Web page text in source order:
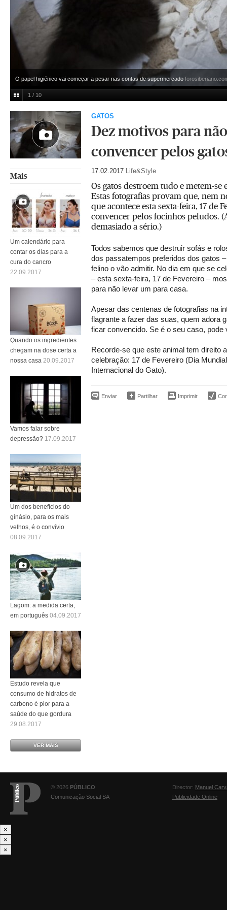
O papel higiénico vai começar a pesar nas contas de supermercado
1 / 10
GATOS
Dez motivos para
convencer pelos
17.02.2017 Life&Style
Os gatos destroem tudo e metem-se
Estas fotografias provam que, nem
que acontece esta sexta-feira, 17 de
convencer pelos focinhos peludos.
demasiado a sério.)
Todos sabemos que destruir sofás e
dos passatempos preferidos dos gatos
felino o vão admitir. No dia em que se
– esta sexta-feira, 17 de Fevereiro –
para não levar um para casa.
Apesar das centenas de fotografias na
flagrante a fazer das suas, quem adora
ficar convencido. Se é o seu caso,
Recorde-se que este animal tem direito
celebração: 17 de Fevereiro (Dia
Internacional do Gato).
Enviar Partilhar Imprimir
Mais
Um calendário para
contar os dias para a
cura do cancro
22.09.2017
Quando os ingredientes
chegam na dose certa a
nossa casa 20.09.2017
Vamos falar sobre
depressão? 17.09.2017
Um dos benefícios do
ginásio, para os mais
velhos, é o convívio
08.09.2017
Lagom: a medida certa,
em português 04.09.2017
Estudo revela que
consumo de hidratos de
carbono é pior para a
saúde do que gordura
29.08.2017
VER MAIS
© 2026 PÚBLICO
Comunicação Social SA
Director: Manuel
Publicidade Online
×
×
×